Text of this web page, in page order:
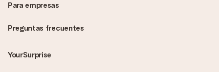
Preguntas frecuentes
YourSurprise
Para empresas